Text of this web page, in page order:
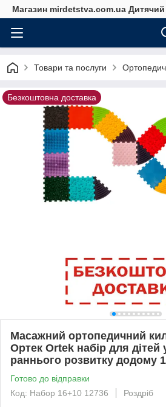
Магазин mirdetstva.com.ua Дитячий
Товари та послуги
Безкоштовна доставка
Масажний ортопедичний
Ортек Ortek набір для дітей
раннього розвитку додому
Готово до відправки
Код: Набор 16+10 12736
Роздріб